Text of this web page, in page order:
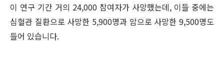
이 연구 기간 거의 24,000 참여자가 사망했는데, 이들 중에는
심혈관 질환으로 사망한 5,900명과 암으로 사망한 9,500명도
들어 있습니다.